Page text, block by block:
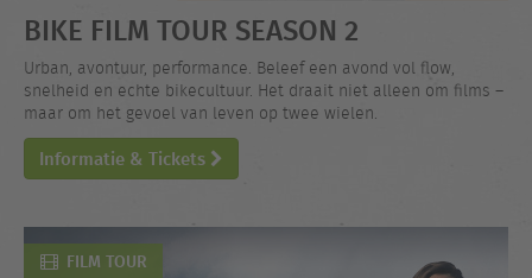
BIKE FILM TOUR SEASON 2
Urban, avontuur, performance. Beleef een avond vol flow,
snelheid en echte bikecultuur. Het draait niet alleen om films –
maar om het gevoel van leven op twee wielen.
Informatie & Tickets
FILM TOUR